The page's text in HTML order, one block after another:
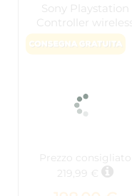
Sony Playstation
Controller wireless
DualSense Edge –
Midnight Black
Prezzo consigliato
219,99 €